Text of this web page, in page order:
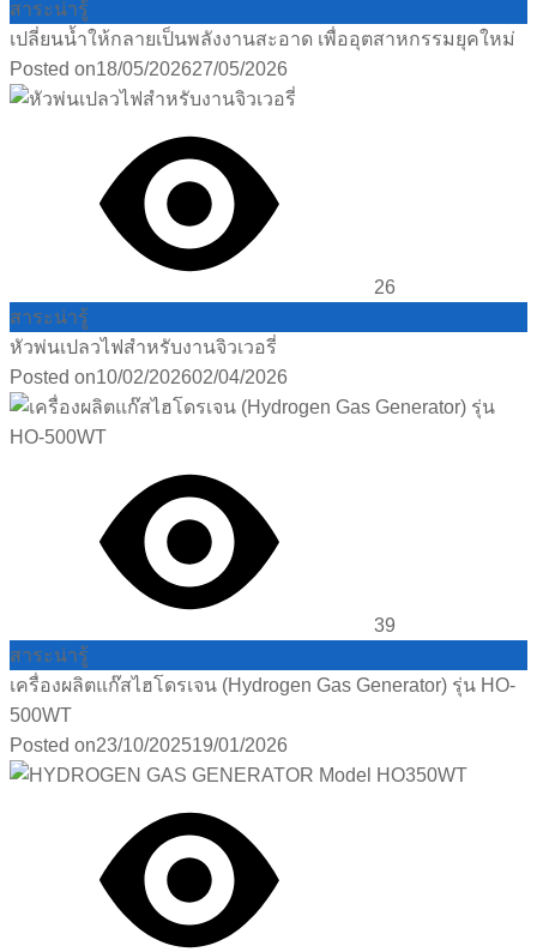
สาระน่ารู้
เปลี่ยนน้ำให้กลายเป็นพลังงานสะอาด เพื่ออุตสาหกรรมยุคใหม่
Posted on18/05/202627/05/2026
26
สาระน่ารู้
หัวพ่นเปลวไฟสำหรับงานจิวเวอรี่
Posted on10/02/202602/04/2026
39
สาระน่ารู้
เครื่องผลิตแก๊สไฮโดรเจน (Hydrogen Gas Generator) รุ่น HO-
500WT
Posted on23/10/202519/01/2026